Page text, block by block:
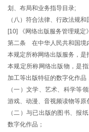
划、布局和业务指导目录;
（八）符合法律、行政法规和
[10] 《网络出版服务管理规定》
第二条 在中华人民共和国境
本规定所称网络出版服务，是
本规定所称网络出版物，是
加工等出版特征的数字化作品
（一）文学、艺术、科学等
游戏、动漫、音视频读物等原
（二）与已出版的图书、报
数字化作品；